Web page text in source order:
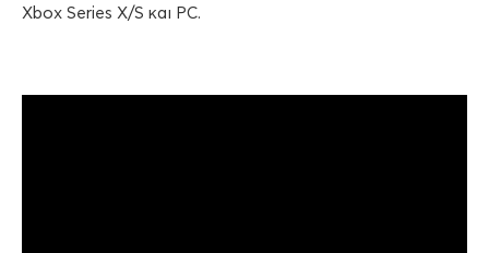
Xbox Series X/S και PC.